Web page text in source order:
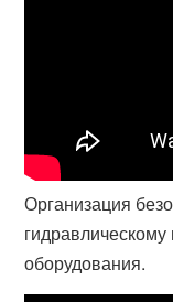
Организация
оборудования.